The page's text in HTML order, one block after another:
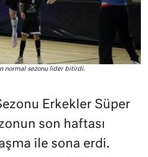
normal sezonu lider bitirdi.
Erkekler Süper
son haftası
ile sona erdi.